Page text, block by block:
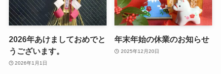
2026年あけましておめでと
うございます。
2026年1月1日
年末年始の休業のお知らせ
2025年12月20日